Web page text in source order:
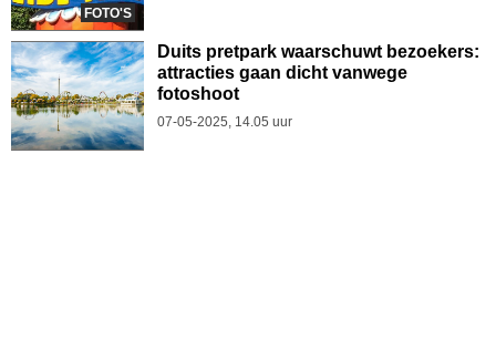
FOTO'S
Duits pretpark waarschuwt bezoekers:
attracties gaan dicht vanwege
fotoshoot
07-05-2025, 14.05 uur